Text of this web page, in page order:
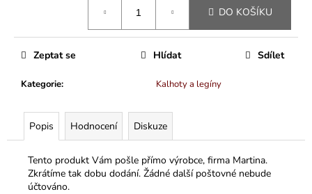
DO KOŠÍKU
Kategorie: Kalhoty a legíny
Zeptat se Hlídat Sdílet
Popis Hodnocení Diskuze
Tento produkt Vám pošle přímo výrobce, firma Martina.
Zkrátíme tak dobu dodání. Žádné další poštovné nebude
účtováno.